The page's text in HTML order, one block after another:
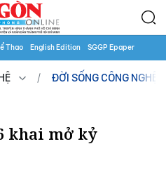
Thao English Edition SGGP Epaper
ĐỜI SỐNG CÔNG NGHỆ
khai mở kỷ